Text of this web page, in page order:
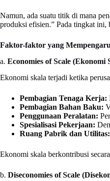
Namun, ada suatu titik di mana
produksi efisien.” Pada tingkat ini,
Faktor-faktor yang
a. Economies of Scale (Ekonomi
Ekonomi skala terjadi ketika
Pembagian Tenaga Kerja:
Pembagian Bahan Baku:
Penggunaan Peralatan:
Spesialisasi Pekerjaan:
Ruang Pabrik dan Utilitas:
Ekonomi skala berkontribusi
b. Diseconomies of Scale